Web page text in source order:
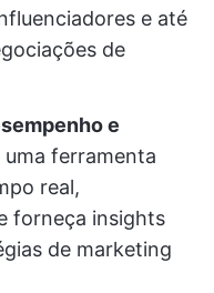
e até
de
e
uma ferramenta
real,
forneça insights
de marketing